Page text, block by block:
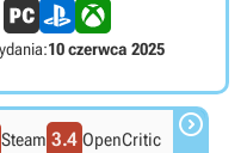
10 czerwca 2025
Steam 3.4 OpenCritic 